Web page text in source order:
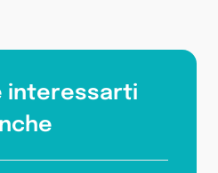
interessarti